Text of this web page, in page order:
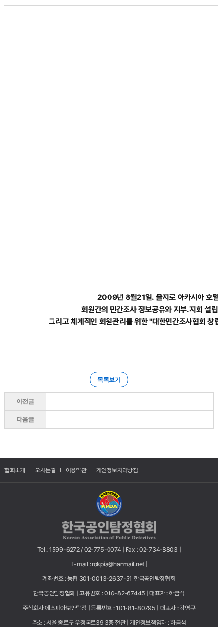
2009년 8월21일. 을지로 아카시아 호
회원간의 민간조사 정보공유와 지부.지회 설
그리고 체계적인 회원관리를 위한 "대한민간조사협회 창
목록보기
이전글
다음글
협회소개 오시는길 이용약관 개인정보처리방침
Tel : 1599-6272 / 02-775-0074 |
Fax : 02-734-8803 |
E-mail : rokpia@hanmail.net |
계좌번호 : 농협 301-0013-2637-51 한국공인탐정협회
한국공인탐정협회 |
고유번호 : 010-82-67445 |
대표자 : 하금석
주식회사 에스피아보안탐정 |
등록번호 : 101-81-80795 |
대표자 : 강영규
주소 : 서울 종로구 우정국로39 3층 전관 |
개인정보책임자 : 하금석